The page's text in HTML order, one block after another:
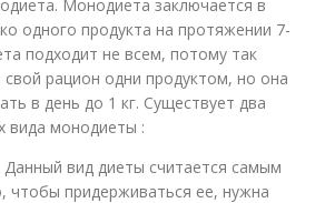
Монодиета заключается в
одного продукта на протяжении 7-
подходит не всем, потому так
рацион одни продуктом, но она
в день до 1 кг. Существует два
вида монодиеты :
вид диеты считается самым
чтобы придерживаться ее, нужна